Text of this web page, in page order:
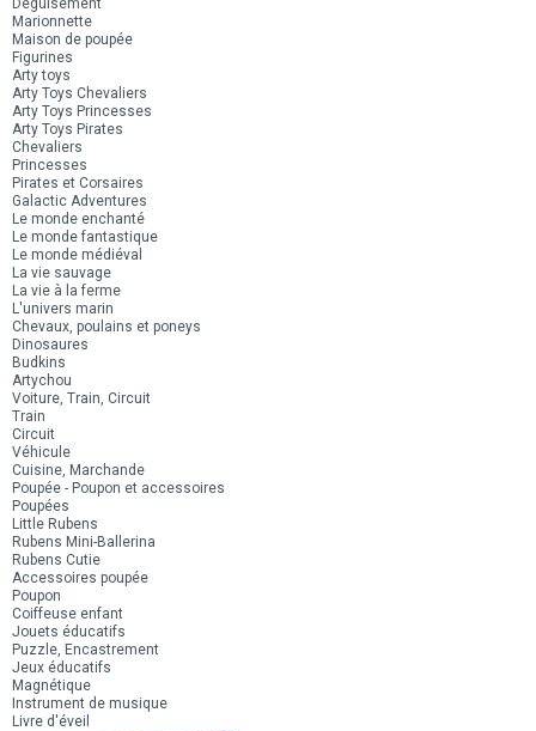
Déguisement
Marionnette
Maison de poupée
Figurines
Arty toys
Arty Toys Chevaliers
Arty Toys Princesses
Arty Toys Pirates
Chevaliers
Princesses
Pirates et Corsaires
Galactic Adventures
Le monde enchanté
Le monde fantastique
Le monde médiéval
La vie sauvage
La vie à la ferme
L'univers marin
Chevaux, poulains et poneys
Dinosaures
Budkins
Artychou
Voiture, Train, Circuit
Train
Circuit
Véhicule
Cuisine, Marchande
Poupée - Poupon et accessoires
Poupées
Little Rubens
Rubens Mini-Ballerina
Rubens Cutie
Accessoires poupée
Poupon
Coiffeuse enfant
Jouets éducatifs
Puzzle, Encastrement
Jeux éducatifs
Magnétique
Instrument de musique
Livre d'éveil